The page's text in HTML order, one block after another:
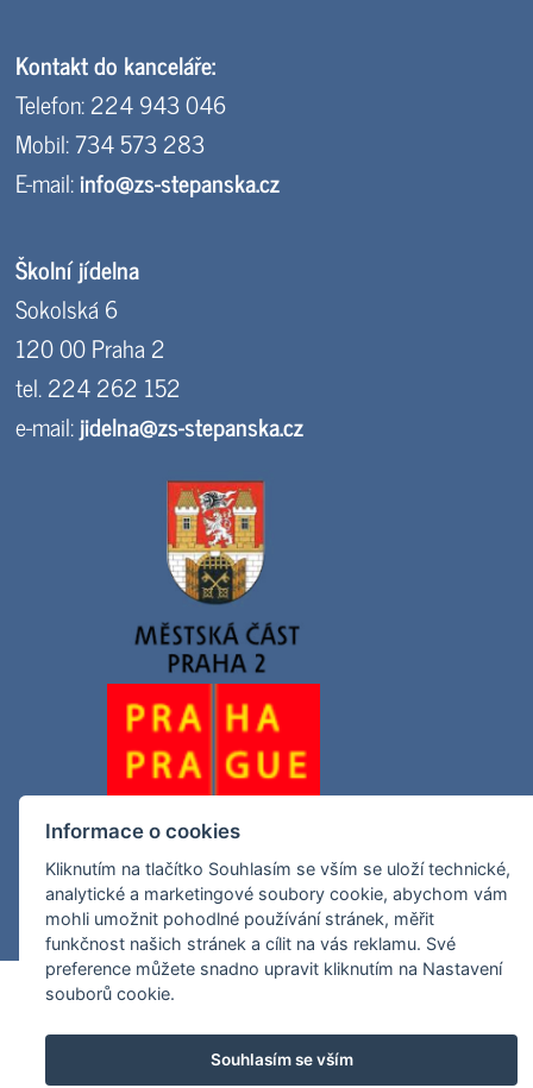
Kontakt do kanceláře:
Telefon: 224 943 046
Mobil: 734 573 283
E-mail:info@zs-stepanska.cz
Školní jídelna
Sokolská 6
120 00 Praha 2
tel. 224 262 152
e-mail:jidelna@zs-stepanska.cz
Informace o cookies
Kliknutím na tlačítko Souhlasím se vším se uloží technické,
analytické a marketingové soubory cookie, abychom vám
mohli umožnit pohodlné používání stránek, měřit
funkčnost našich stránek a cílit na vás reklamu. Své
preference můžete snadno upravit kliknutím na Nastavení
souborů cookie.
Souhlasím se vším